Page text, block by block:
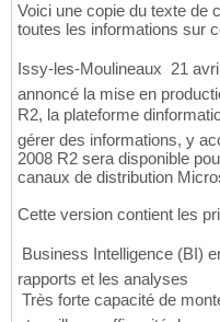
Voici une copie du texte de
toutes les informations sur
Issy-les-Moulineaux  21
annoncé la mise en
R2, la plateforme
gérer des informations, y
2008 R2 sera disponible
canaux de distribution
Cette version contient les
 Business Intelligence (BI)
rapports et les analyses
 Très forte capacité de